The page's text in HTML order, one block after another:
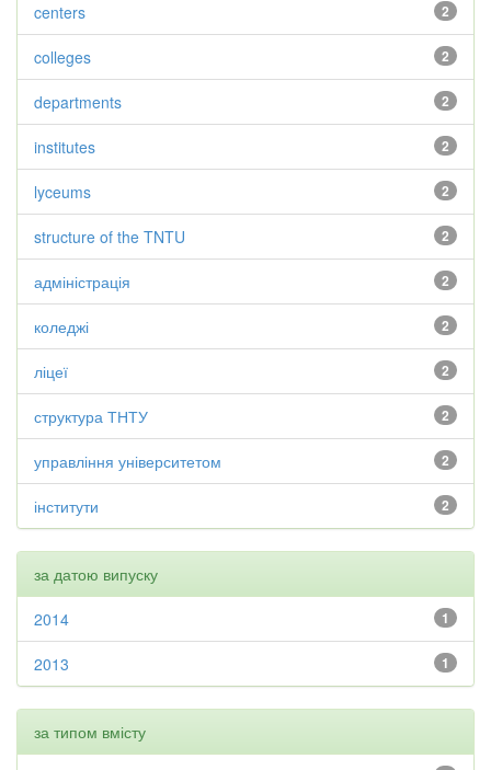
2
centers
2
colleges
2
departments
2
institutes
2
lyceums
2
structure of the TNTU
2
адміністрація
2
коледжі
2
ліцеї
2
структура ТНТУ
2
управління університетом
2
інститути
за датою випуску
1
2014
1
2013
за типом вмісту